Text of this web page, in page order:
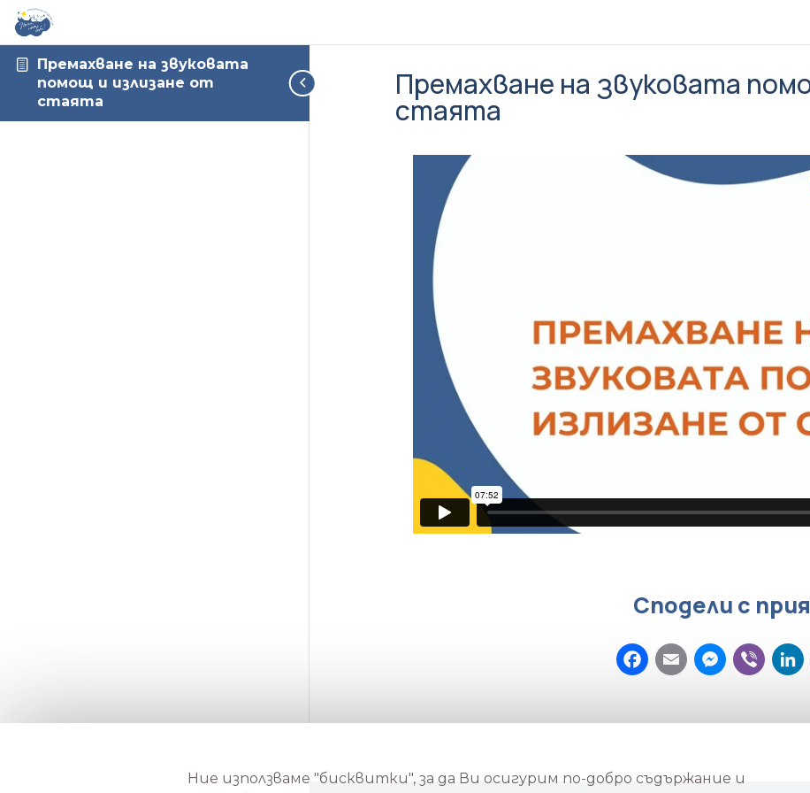
Премахване на звуковата
помощ и излизане от
стаята
Премахване на звуковата
стаята
Сподели с
Facebook
Email
Ние използваме "бисквитки", за да Ви осигурим по-добро съдържание и